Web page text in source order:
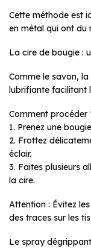
Cette méthode est
en métal qui ont du
La cire de bougie :
Comme le savon,
lubrifiante facilitant
Comment procéder
1. Prenez une
2. Frottez
éclair.
3. Faites plusieurs
la cire.
Attention : Évitez
des traces sur les
Le spray